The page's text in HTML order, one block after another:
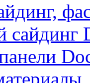
сайдинг